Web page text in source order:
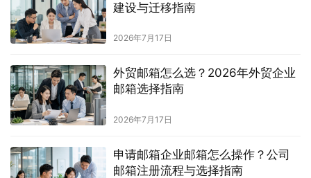
建设与迁移指南
2026年7月17日
外贸邮箱怎么选？2026年外贸企业
邮箱选择指南
2026年7月17日
申请邮箱企业邮箱怎么操作？公司
邮箱注册流程与选择指南